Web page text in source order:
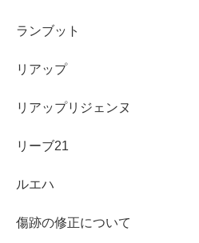
ランブット
リアップ
リアップリジェンヌ
リーブ21
ルエハ
傷跡の修正について